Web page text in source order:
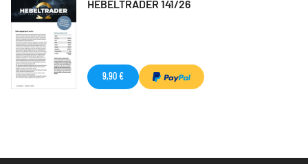
HEBELTRADER 141/26
9,90 €